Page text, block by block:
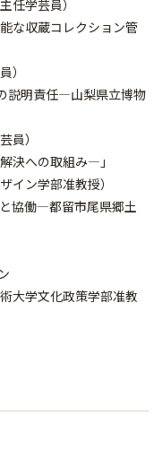
学芸員）
収蔵コレクション管
明責任―山梨県立博物
）
への取組み―」
ン学部准教授）
働―都留市尾県郷土
学文化政策学部准教